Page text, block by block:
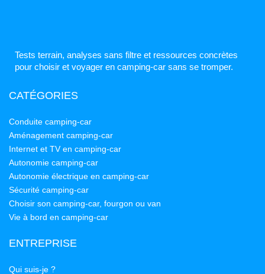
Tests terrain, analyses sans filtre et ressources concrètes
pour choisir et voyager en camping-car sans se tromper.
CATÉGORIES
Conduite camping-car
Aménagement camping-car
Internet et TV en camping-car
Autonomie camping-car
Autonomie électrique en camping-car
Sécurité camping-car
Choisir son camping-car, fourgon ou van
Vie à bord en camping-car
ENTREPRISE
Qui suis-je ?